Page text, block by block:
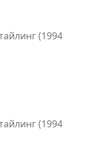
(1994
(1994